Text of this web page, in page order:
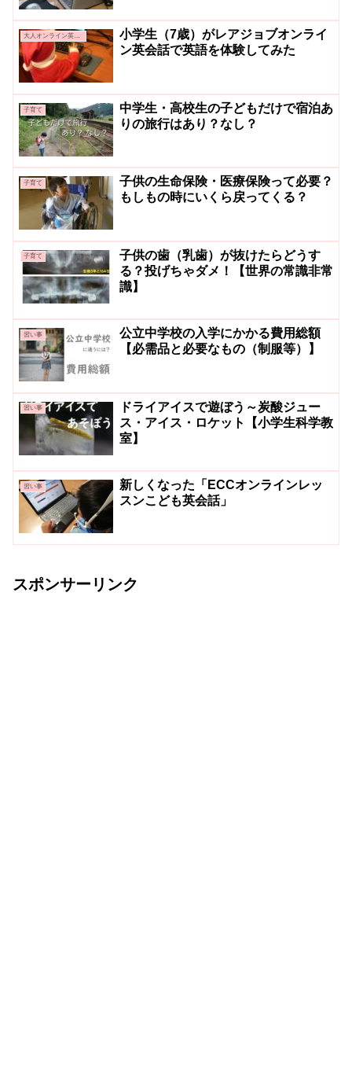
大人オンライン英会話
小学生（7歳）がレアジョブオンライ
ン英会話で英語を体験してみた
子育て
中学生・高校生の子どもだけで宿泊あ
りの旅行はあり？なし？
子育て
子供の生命保険・医療保険って必要？
もしもの時にいくら戻ってくる？
子育て
子供の歯（乳歯）が抜けたらどうす
る？投げちゃダメ！【世界の常識非常
識】
習い事
公立中学校の入学にかかる費用総額
【必需品と必要なもの（制服等）】
習い事
ドライアイスで遊ぼう～炭酸ジュー
ス・アイス・ロケット【小学生科学教
室】
習い事
新しくなった「ECCオンラインレッ
スンこども英会話」
スポンサーリンク